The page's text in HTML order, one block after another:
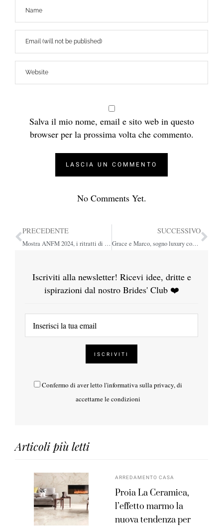
Salva il mio nome, email e sito web in questo
browser per la prossima volta che commento.
No Comments Yet.
PRECEDENTE
Mostra ANFM 2024, i ritratti di matrimonio in rassegna a Matera
SUCCESSIVO
Grace e Marco, sogno luxury con le nozze in Toscana di Roberto Raspollini
Iscriviti alla newsletter! Ricevi idee, dritte e
ispirazioni dal nostro Brides' Club ❤️
Confermo di aver letto l'informativa sulla privacy, di
accettarne le condizioni
Articoli più letti
ARREDAMENTO CASA
Proia La Ceramica,
l’effetto marmo la
nuova tendenza per